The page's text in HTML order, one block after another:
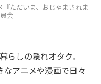
ただいま、おじゃまされま
会
らしの隠れオタク。
アニメや漫画で日々